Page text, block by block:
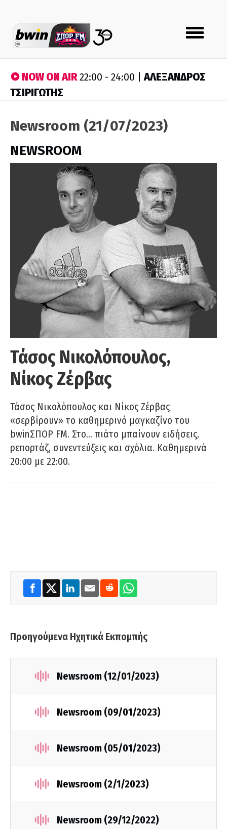
Toggle
navigation
NOW ON AIR22:00 - 24:00 |ΑΛΕΞΑΝΔΡΟΣ
ΤΣΙΡΙΓΩΤΗΣ
Newsroom (21/07/2023)
NEWSROOM
Τάσος Νικολόπουλος,
Νίκος Ζέρβας
Τάσος Νικολόπουλος και Νίκος Ζέρβας
«σερβίρουν» το καθημερινό μαγκαζίνο του
bwinΣΠΟΡ FM. Στο… πιάτο μπαίνουν ειδήσεις,
ρεπορτάζ, συνεντεύξεις και σχόλια. Καθημερινά
20:00 με 22:00.
Προηγούμενα Ηχητικά Εκπομπής
Newsroom (12/01/2023)
Newsroom (09/01/2023)
Newsroom (05/01/2023)
Newsroom (2/1/2023)
Newsroom (29/12/2022)